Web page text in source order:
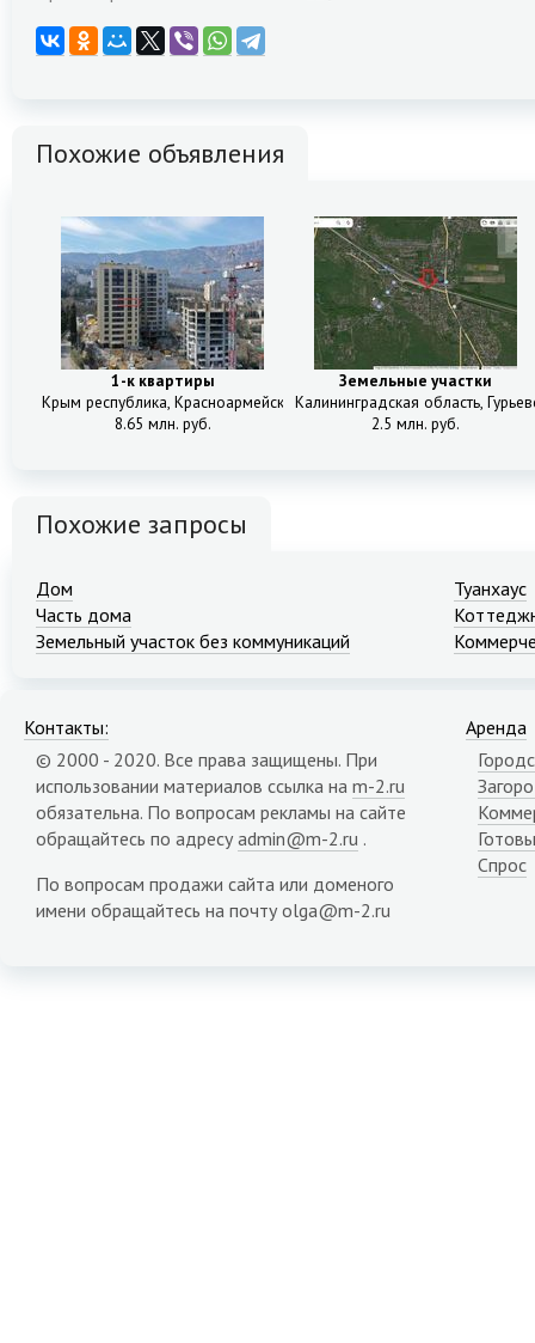
Похожие объявления
1-к квартиры
Крым республика, Красноармейская ул, 36Б
8.65 млн. руб.
Земельные участки
Калининградская область,
2.5 млн. руб.
Похожие запросы
Дом
Туанхаус
Часть дома
Земельный участок без коммуникаций
Контакты:
© 2000 - 2020. Все права защищены. При
использовании материалов ссылка на m-2.ru
обязательна. По вопросам рекламы на сайте
обращайтесь по адресу admin@m-2.ru .
По вопросам продажи сайта или доменого
имени обращайтесь на почту olga@m-2.ru
Аренда
Спрос